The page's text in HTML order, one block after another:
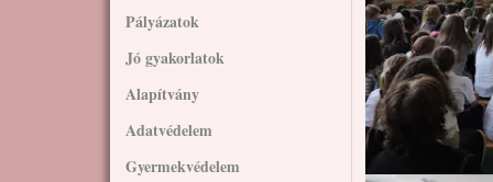
Pályázatok
Jó gyakorlatok
Alapítvány
Adatvédelem
Gyermekvédelem